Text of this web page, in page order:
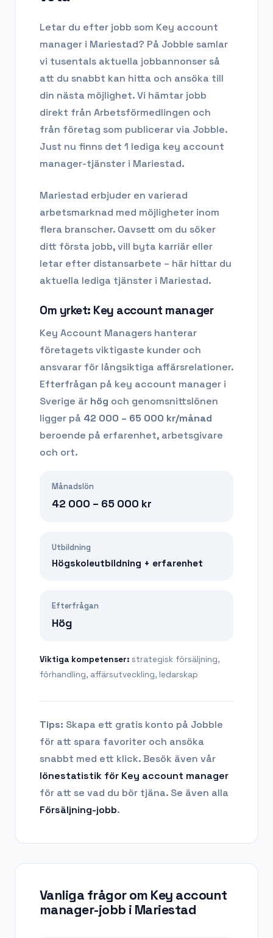
Letar du efter jobb som Key account
manager i Mariestad? På Jobble samlar
vi tusentals aktuella jobbannonser så
att du snabbt kan hitta och ansöka till
din nästa möjlighet. Vi hämtar jobb
direkt från Arbetsförmedlingen och
från företag som publicerar via Jobble.
Just nu finns det 1 lediga key account
manager-tjänster i Mariestad.
Mariestad erbjuder en varierad
arbetsmarknad med möjligheter inom
flera branscher. Oavsett om du söker
ditt första jobb, vill byta karriär eller
letar efter distansarbete – här hittar du
aktuella lediga tjänster i Mariestad.
Om yrket: Key account manager
Key Account Managers hanterar
företagets viktigaste kunder och
ansvarar för långsiktiga affärsrelationer.
Efterfrågan på key account manager i
Sverige är hög och genomsnittslönen
ligger på 42 000 – 65 000 kr/månad
beroende på erfarenhet, arbetsgivare
och ort.
Månadslön
42 000 – 65 000 kr
Utbildning
Högskoleutbildning + erfarenhet
Efterfrågan
Hög
Viktiga kompetenser: strategisk försäljning,
förhandling, affärsutveckling, ledarskap
Tips: Skapa ett gratis konto på Jobble
för att spara favoriter och ansöka
snabbt med ett klick. Besök även vår
lönestatistik för Key account manager
för att se vad du bör tjäna. Se även alla
Försäljning-jobb.
Vanliga frågor om Key account
manager-jobb i Mariestad